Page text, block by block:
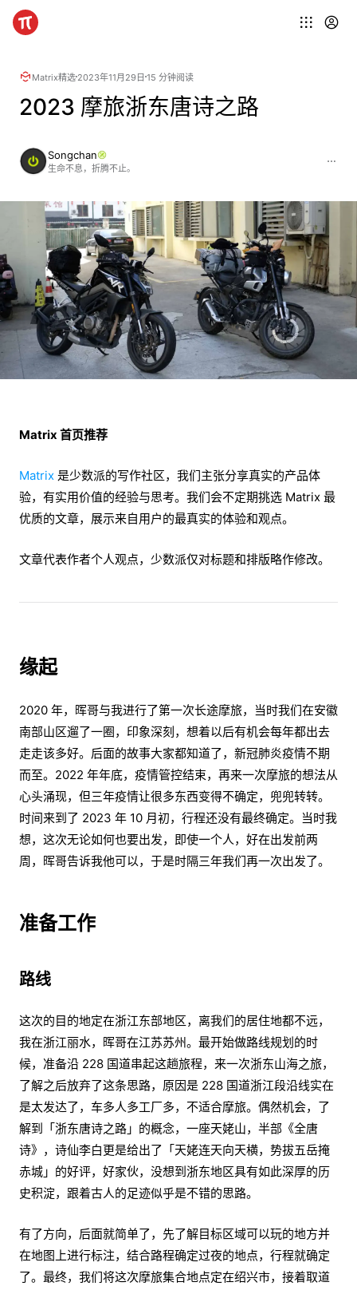
Matrix精选 2023年11月29日 15 分钟阅读
2023 摩旅浙东唐诗之路
Songchan
生命不息，折腾不止。
Matrix 首页推荐
Matrix 是少数派的写作社区，我们主张分享真实的产品体
验，有实用价值的经验与思考。我们会不定期挑选 Matrix 最
优质的文章，展示来自用户的最真实的体验和观点。
文章代表作者个人观点，少数派仅对标题和排版略作修改。
缘起
2020 年，晖哥与我进行了第一次长途摩旅，当时我们在安徽
南部山区遛了一圈，印象深刻，想着以后有机会每年都出去
走走该多好。后面的故事大家都知道了，新冠肺炎疫情不期
而至。2022 年年底，疫情管控结束，再来一次摩旅的想法从
心头涌现，但三年疫情让很多东西变得不确定，兜兜转转。
时间来到了 2023 年 10 月初，行程还没有最终确定。当时我
想，这次无论如何也要出发，即使一个人，好在出发前两
周，晖哥告诉我他可以，于是时隔三年我们再一次出发了。
准备工作
路线
这次的目的地定在浙江东部地区，离我们的居住地都不远，
我在浙江丽水，晖哥在江苏苏州。最开始做路线规划的时
候，准备沿 228 国道串起这趟旅程，来一次浙东山海之旅，
了解之后放弃了这条思路，原因是 228 国道浙江段沿线实在
是太发达了，车多人多工厂多，不适合摩旅。偶然机会，了
解到「浙东唐诗之路」的概念，一座天姥山，半部《全唐
诗》，诗仙李白更是给出了「天姥连天向天横，势拔五岳掩
赤城」的好评，好家伙，没想到浙东地区具有如此深厚的历
史积淀，跟着古人的足迹似乎是不错的思路。
有了方向，后面就简单了，先了解目标区域可以玩的地方并
在地图上进行标注，结合路程确定过夜的地点，行程就确定
了。最终，我们将这次摩旅集合地点定在绍兴市，接着取道